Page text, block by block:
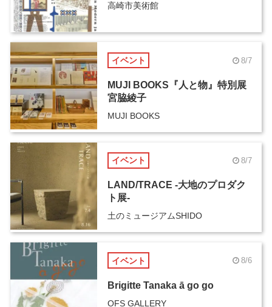
高崎市美術館
イベント 8/7
MUJI BOOKS『人と物』特別展
宮脇綾子
MUJI BOOKS
イベント 8/7
LAND/TRACE -大地のプロダク
ト展-
土のミュージアムSHIDO
イベント 8/6
Brigitte Tanaka ā go go
OFS GALLERY